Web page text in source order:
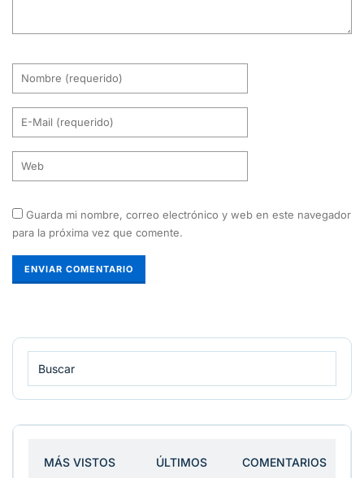
Guarda mi nombre, correo electrónico y web en este navegador
para la próxima vez que comente.
MÁS VISTOS ÚLTIMOS COMENTARIOS